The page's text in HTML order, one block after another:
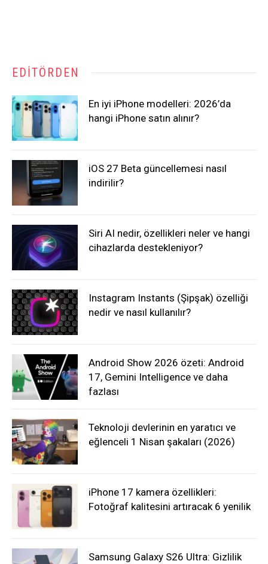
EDITÖRDEN
En iyi iPhone modelleri: 2026’da
hangi iPhone satın alınır?
iOS 27 Beta güncellemesi nasıl
indirilir?
Siri AI nedir, özellikleri neler ve hangi
cihazlarda destekleniyor?
Instagram Instants (Şipşak) özelliği
nedir ve nasıl kullanılır?
Android Show 2026 özeti: Android
17, Gemini Intelligence ve daha
fazlası
Teknoloji devlerinin en yaratıcı ve
eğlenceli 1 Nisan şakaları (2026)
iPhone 17 kamera özellikleri:
Fotoğraf kalitesini artıracak 6 yenilik
Samsung Galaxy S26 Ultra: Gizlilik